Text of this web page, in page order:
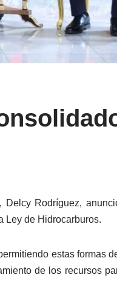
Delcy Rodríguez,
Ley de Hidrocarburos.
estas formas
de los recursos